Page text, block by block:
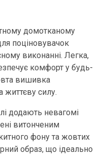
домотканому
поціновувачок
виконанні. Легка,
комфорт у будь-
вишивка
життєву силу.
додають невагомі
витонченим
фону та жовтих
образ, що ідеально